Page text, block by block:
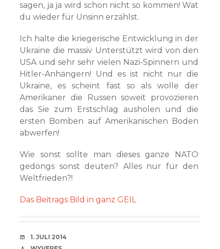
sagen, ja ja wird schon nicht so kommen! Wat
du wieder für Unsinn erzählst.
Ich halte die kriegerische Entwicklung in der
Ukraine die massiv Unterstützt wird von den
USA und sehr sehr vielen Nazi-Spinnern und
Hitler-Anhängern! Und es ist nicht nur die
Ukraine, es scheint fast so als wolle der
Amerikaner die Russen soweit provozieren
das Sie zum Erstschlag ausholen und die
ersten Bomben auf Amerikanischen Boden
abwerfen!
Wie sonst sollte man dieses ganze NATO
gedöngs sonst deuten? Alles nur für den
Weltfrieden?!
Das Beitrags Bild in ganz GEIL
VERABREDUNG
1. JULI 2014